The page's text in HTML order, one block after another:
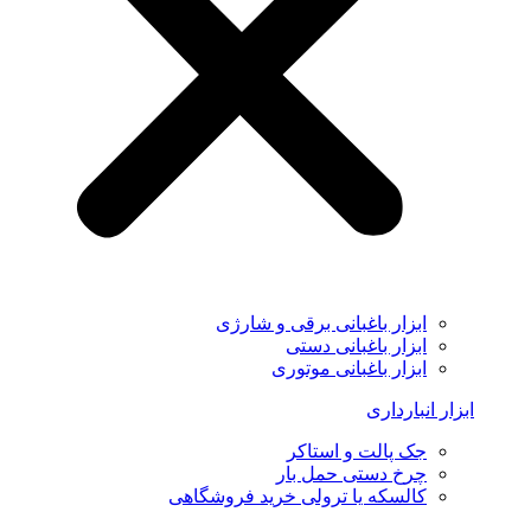
ابزار باغبانی برقی و شارژی
ابزار باغبانی دستی
ابزار باغبانی موتوری
ابزار انبارداری
جک پالت و استاکر
چرخ دستی حمل بار
کالسکه یا ترولی خرید فروشگاهی